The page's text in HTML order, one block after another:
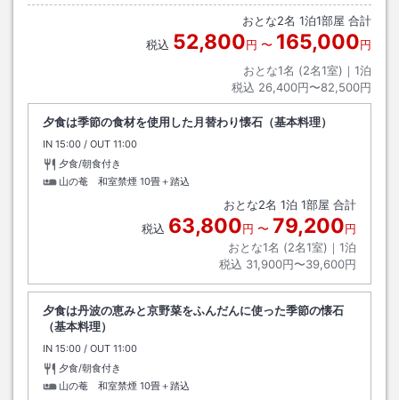
おとな2名 1泊1部屋 合計
税込 52,800円 〜 165,000円
おとな1名 (2名1室)｜ 1泊
税込 26,400円〜82,500円
夕食は季節の食材を使用した月替わり懐石（基本料理）
IN チェックイン
15:00 / OUT チェックアウト
11:00
夕食/朝食付き
山の菴 和室禁煙 10畳＋踏込
おとな2名 1泊 1部屋 合計
税込 63,800円 〜 79,200円
おとな1名 (2名1室)｜ 1泊
税込 31,900円〜39,600円
夕食は丹波の恵みと京野菜をふんだんに使った季節の懐石
（基本料理）
IN チェックイン
15:00 / OUT チェックアウト
11:00
夕食/朝食付き
山の菴 和室禁煙 10畳＋踏込